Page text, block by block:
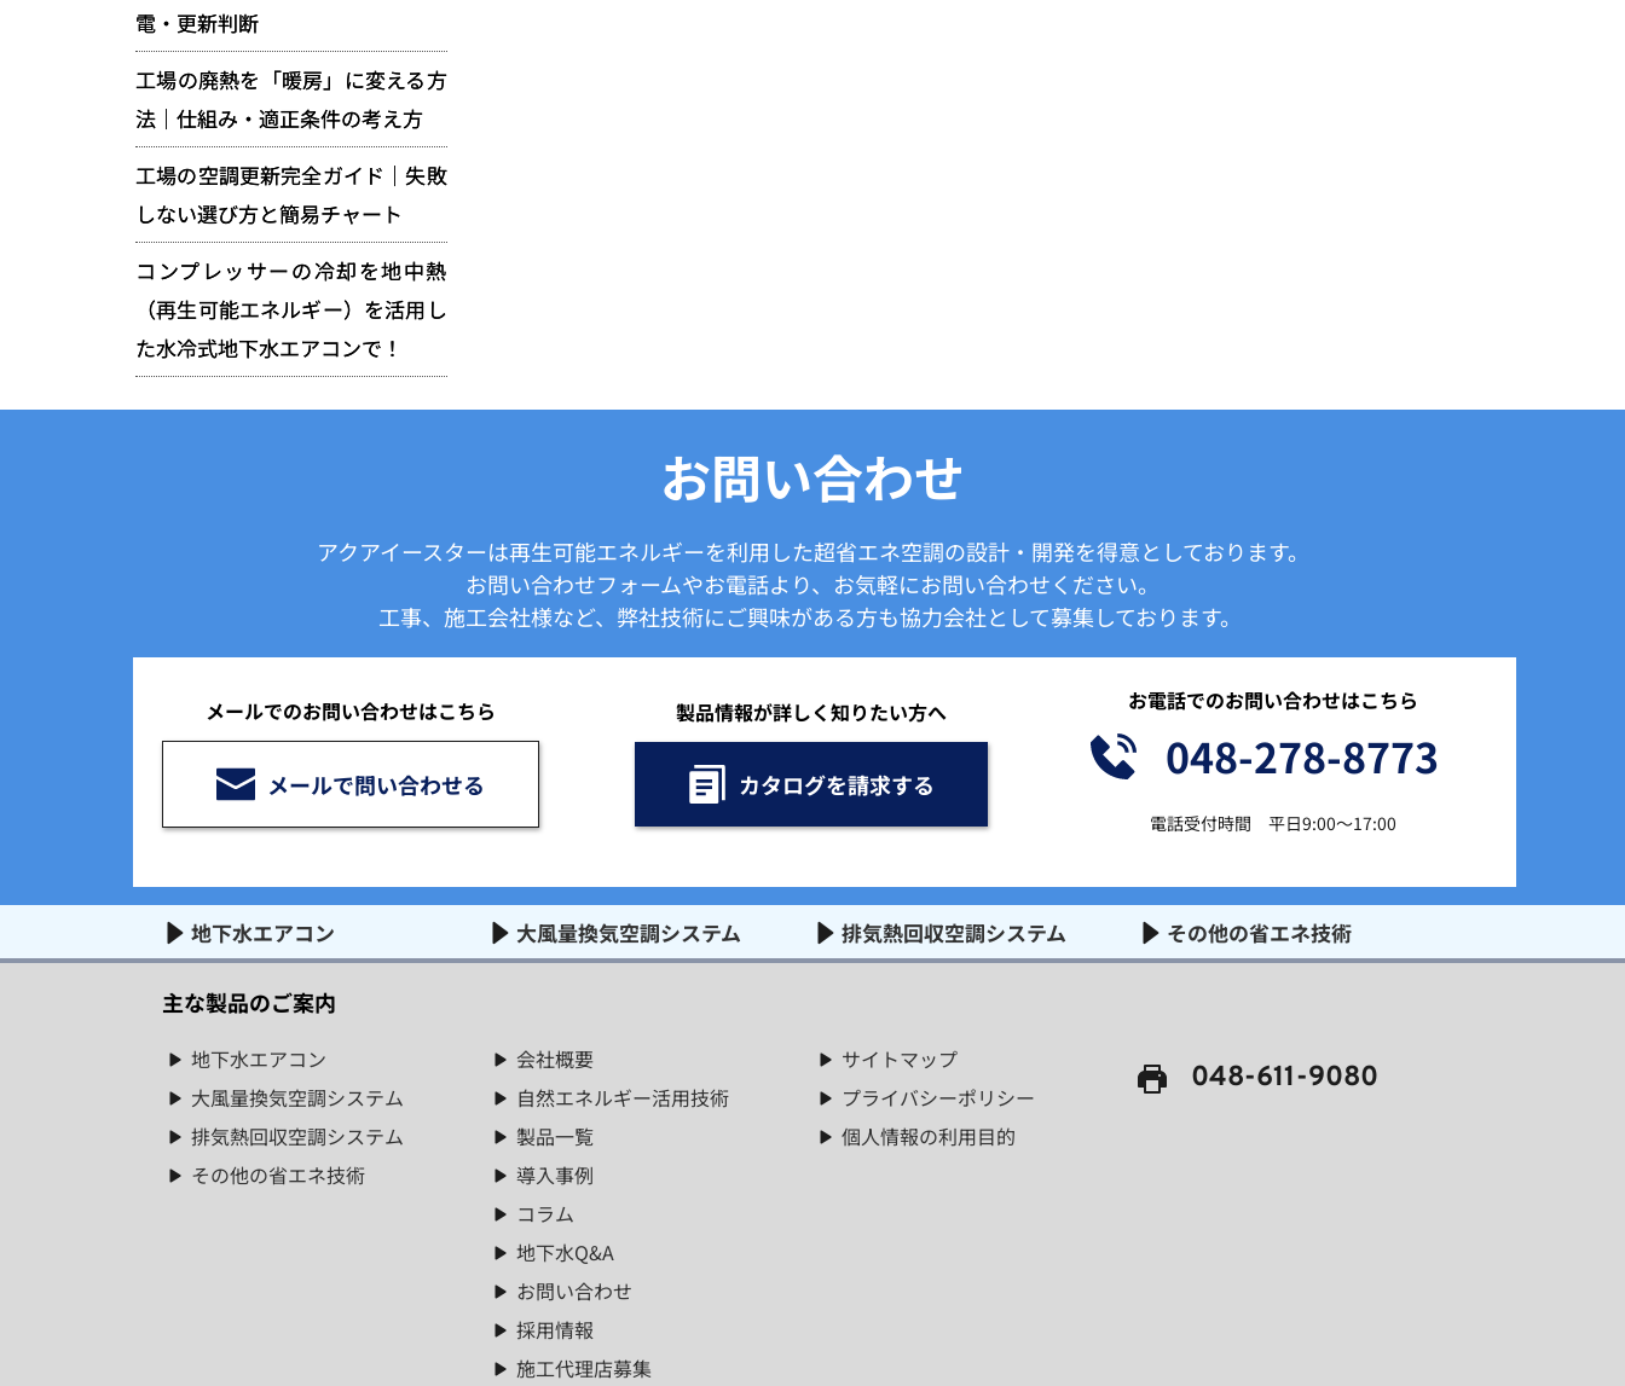
電・更新判断
工場の廃熱を「暖房」に変える方
法｜仕組み・適正条件の考え方
工場の空調更新完全ガイド｜失敗
しない選び方と簡易チャート
コンプレッサーの冷却を地中熱
（再生可能エネルギー）を活用し
た水冷式地下水エアコンで！
お問い合わせ
アクアイースターは再生可能エネルギーを利用した超省エネ空調の設計・開発を得意としております。
お問い合わせフォームやお電話より、お気軽にお問い合わせください。
工事、施工会社様など、弊社技術にご興味がある方も協力会社として募集しております。
メールでのお問い合わせはこちら
メールで問い合わせる
製品情報が詳しく知りたい方へ
カタログを請求する
お電話でのお問い合わせはこちら
048-278-8773
電話受付時間　平日9:00〜17:00
地下水エアコン 大風量換気空調システム 排気熱回収空調システム その他の省エネ技術
主な製品のご案内
地下水エアコン
大風量換気空調システム
排気熱回収空調システム
その他の省エネ技術
会社概要
自然エネルギー活用技術
製品一覧
導入事例
コラム
地下水Q&A
お問い合わせ
採用情報
施工代理店募集
サイトマップ
プライバシーポリシー
個人情報の利用目的
048-611-9080